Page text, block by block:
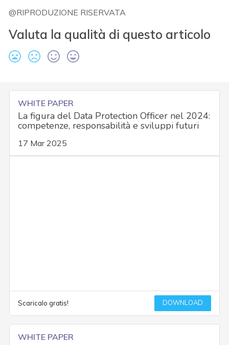
@RIPRODUZIONE RISERVATA
Valuta la qualità di questo articolo
WHITE PAPER
La figura del Data Protection Officer nel 2024:
competenze, responsabilità e sviluppi futuri
17 Mar 2025
Scaricalo gratis! DOWNLOAD
WHITE PAPER